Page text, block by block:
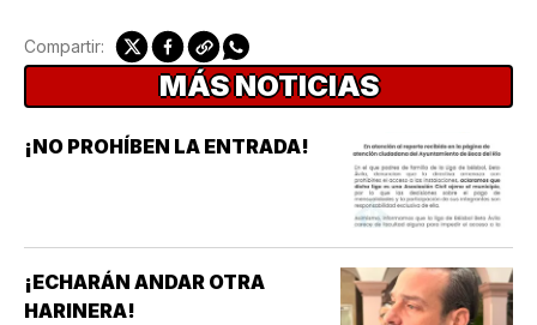
Compartir:
MÁS NOTICIAS
¡NO PROHÍBEN LA ENTRADA!
¡ECHARÁN ANDAR OTRA
HARINERA!